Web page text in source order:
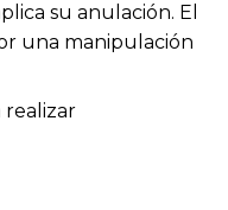
su anulación. El
una manipulación
realizar